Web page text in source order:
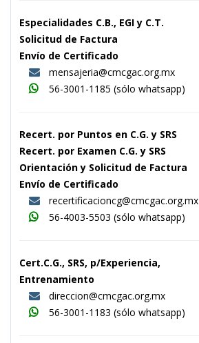
Especialidades C.B., EGI y C.T.
Solicitud de Factura
Envío de Certificado
mensajeria@cmcgac.org.mx
56-3001-1185 (sólo whatsapp)
Recert. por Puntos en C.G. y SRS
Recert. por Examen C.G. y SRS
Orientación y Solicitud de Factura
Envío de Certificado
recertificacioncg@cmcgac.org.mx
56-4003-5503 (sólo whatsapp)
Cert.C.G., SRS, p/Experiencia,
Entrenamiento
direccion@cmcgac.org.mx
56-3001-1183 (sólo whatsapp)